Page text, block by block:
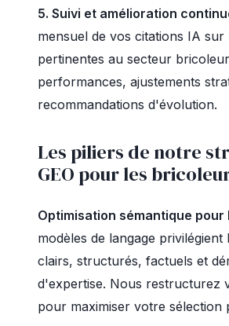
5. Suivi et amélioration
mensuel de vos citations IA sur
pertinentes au secteur
performances, ajustements
recommandations d'évolution.
Les piliers de notre
GEO pour les
Optimisation sémantique pour
modèles de langage privilégient
clairs, structurés, factuels et
d'expertise. Nous restructurez
pour maximiser votre sélection